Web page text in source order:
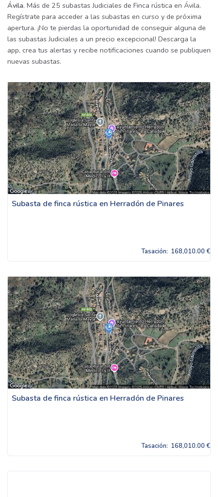
Ávila. Más de 25 subastas Judiciales de Finca rústica en Ávila.
Regístrate para acceder a las subastas en curso y de próxima
apertura. ¡No te pierdas la oportunidad de conseguir alguna de
las subastas Judiciales a un precio excepcional! Descarga la
app, crea tus alertas y recibe notificaciones cuando se publiquen
nuevas subastas.
Subasta de finca rústica en Herradón de Pinares
Tasación: 168,010.00 €
Subasta de finca rústica en Herradón de Pinares
Tasación: 168,010.00 €